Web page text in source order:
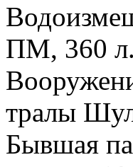
ПМ, 360
тралы
Бывшая